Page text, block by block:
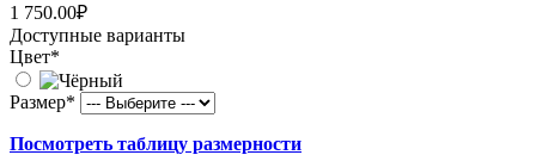
1 750.00₽
Доступные варианты
Цвет*
Размер*
Посмотреть таблицу размерности